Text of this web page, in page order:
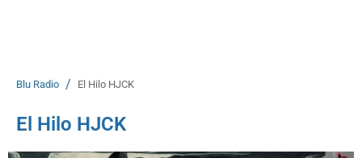
Blu Radio / El Hilo HJCK
El Hilo HJCK